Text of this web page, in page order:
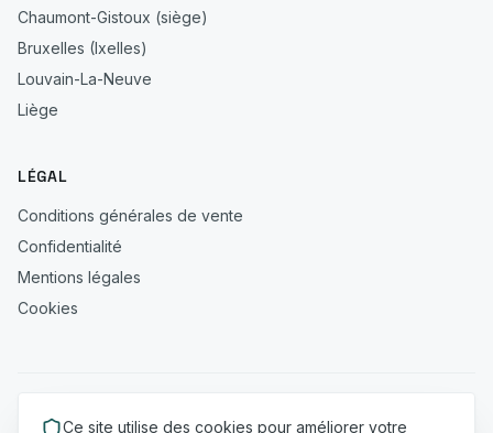
Ce site utilise des cookies pour améliorer votre
Chaumont-Gistoux (siège)
Bruxelles (Ixelles)
Louvain-La-Neuve
Liège
LÉGAL
Conditions générales de vente
Confidentialité
Mentions légales
Cookies